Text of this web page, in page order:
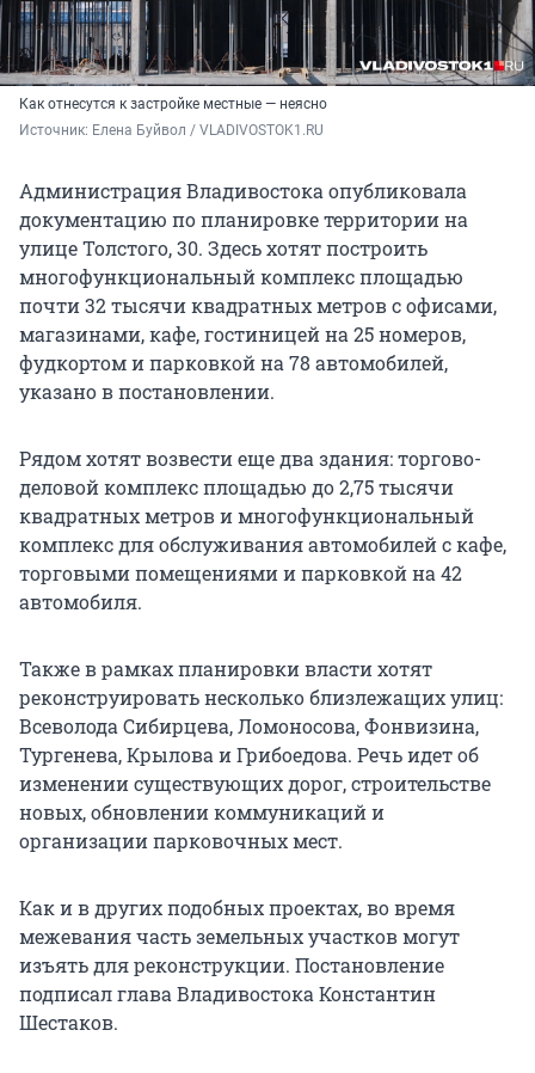
Как отнесутся к застройке местные — неясно
Источник: Елена Буйвол / VLADIVOSTOK1.RU
Администрация Владивостока опубликовала
документацию по планировке территории на
улице Толстого, 30. Здесь хотят построить
многофункциональный комплекс площадью
почти 32 тысячи квадратных метров с офисами,
магазинами, кафе, гостиницей на 25 номеров,
фудкортом и парковкой на 78 автомобилей,
указано в постановлении.
Рядом хотят возвести еще два здания: торгово-
деловой комплекс площадью до 2,75 тысячи
квадратных метров и многофункциональный
комплекс для обслуживания автомобилей с кафе,
торговыми помещениями и парковкой на 42
автомобиля.
Также в рамках планировки власти хотят
реконструировать несколько близлежащих улиц:
Всеволода Сибирцева, Ломоносова, Фонвизина,
Тургенева, Крылова и Грибоедова. Речь идет об
изменении существующих дорог, строительстве
новых, обновлении коммуникаций и
организации парковочных мест.
Как и в других подобных проектах, во время
межевания часть земельных участков могут
изъять для реконструкции. Постановление
подписал глава Владивостока Константин
Шестаков.